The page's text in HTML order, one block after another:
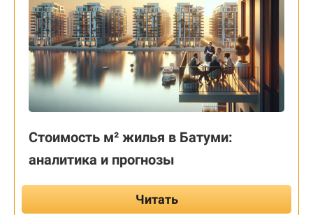
Стоимость м² жилья в Батуми:
аналитика и прогнозы
Читать